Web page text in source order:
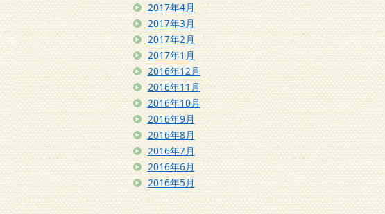
2017年4月
2017年3月
2017年2月
2017年1月
2016年12月
2016年11月
2016年10月
2016年9月
2016年8月
2016年7月
2016年6月
2016年5月